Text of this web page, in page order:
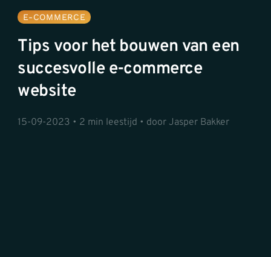
E-COMMERCE
Tips voor het bouwen van een
succesvolle e-commerce
website
15-09-2023 • 2 min leestijd • door Jasper Bakker